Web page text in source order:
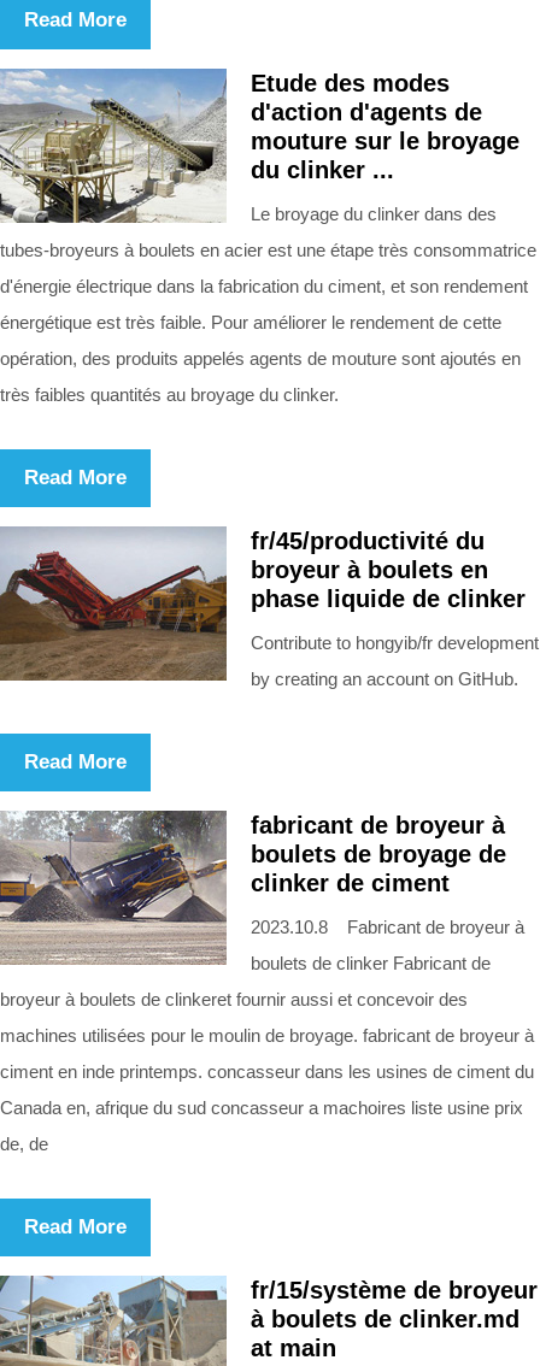
Read More
Etude des modes
d'action d'agents de
mouture sur le broyage
du clinker ...
Le broyage du clinker dans des
tubes-broyeurs à boulets en acier est une étape très consommatrice
d'énergie électrique dans la fabrication du ciment, et son rendement
énergétique est très faible. Pour améliorer le rendement de cette
opération, des produits appelés agents de mouture sont ajoutés en
très faibles quantités au broyage du clinker.
Read More
fr/45/productivité du
broyeur à boulets en
phase liquide de clinker
Contribute to hongyib/fr development
by creating an account on GitHub.
Read More
fabricant de broyeur à
boulets de broyage de
clinker de ciment
2023.10.8 Fabricant de broyeur à
boulets de clinker Fabricant de
broyeur à boulets de clinkeret fournir aussi et concevoir des
machines utilisées pour le moulin de broyage. fabricant de broyeur à
ciment en inde printemps. concasseur dans les usines de ciment du
Canada en, afrique du sud concasseur a machoires liste usine prix
de, de
Read More
fr/15/système de broyeur
à boulets de clinker.md
at main